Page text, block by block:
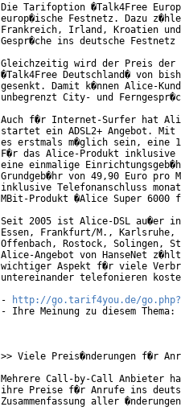
Die Tarifoption �Talk4Free
europ�ische Festnetz. Dazu
Frankreich, Irland, Kroatien und
Gespr�che ins deutsche
Gleichzeitig wird der Preis der
�Talk4Free Deutschland� von
gesenkt. Damit k�nnen Alice-
unbegrenzt City- und
Auch f�r Internet-Surfer hat
startet ein ADSL2+ Angebot. Mit
es erstmals m�glich sein, eine
F�r das Alice-Produkt inklusive
eine einmalige
Grundgeb�hr von 49,90 Euro
inklusive Telefonanschluss
MBit-Produkt �Alice Super
Seit 2005 ist Alice-DSL au�er in
Essen, Frankfurt/M., Karlsruhe,
Offenbach, Rostock, Solingen,
Alice-Angebot von HanseNet
wichtiger Aspekt f�r viele
untereinander telefonieren
-
http://go.tarif4you.de/
- Ihre Meinung zu diesem Thema:
>> Viele Preis�nderungen f�r
Mehrere Call-by-Call Anbieter
ihre Preise f�r Anrufe ins
Zusammenfassung aller